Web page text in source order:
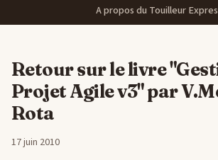
A propos du Touilleur
Retour sur le livre
Projet Agile v3" par
Rota
17 juin 2010